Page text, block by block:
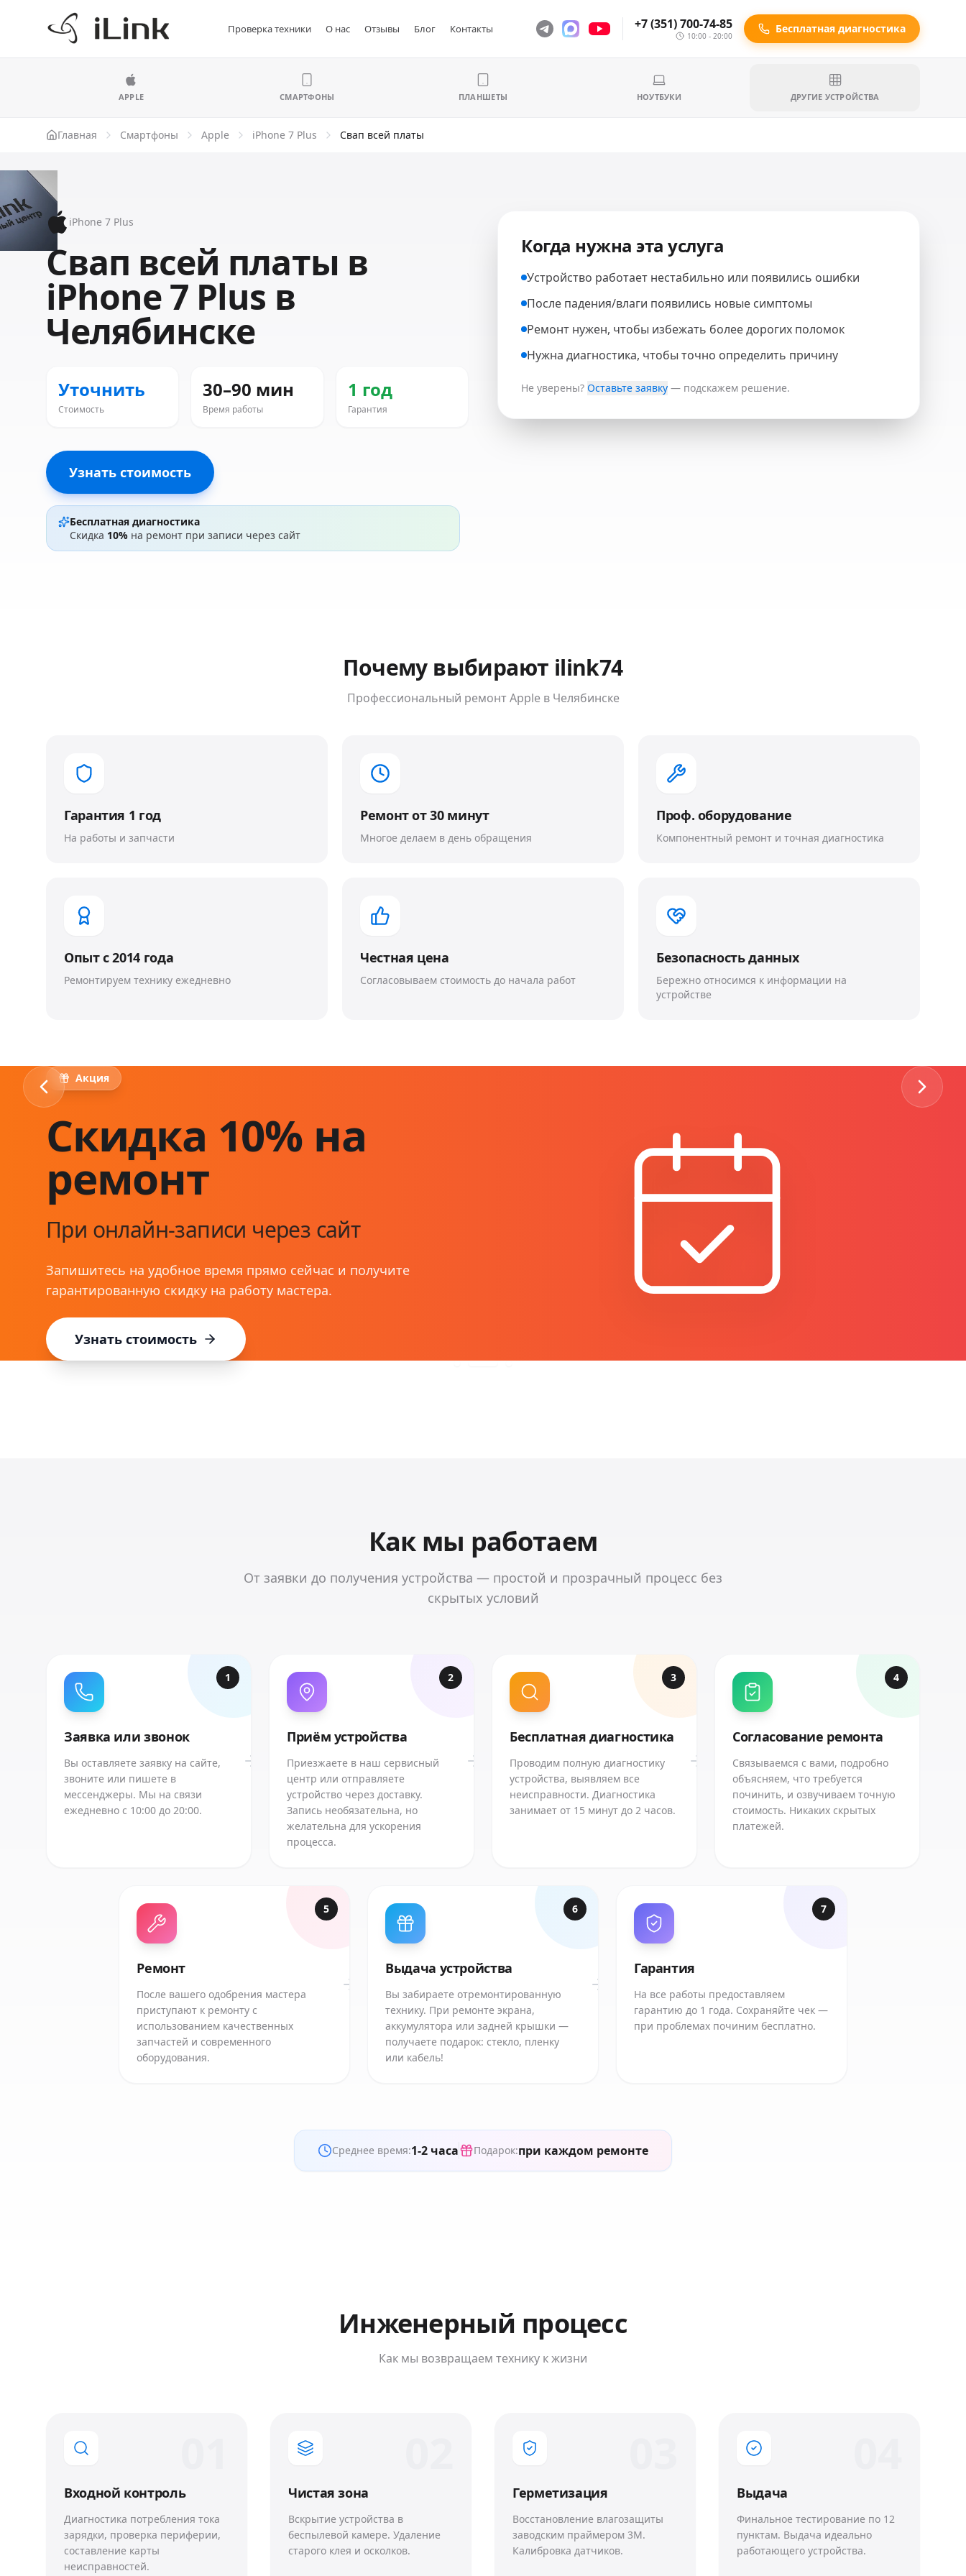
Проверка техники О нас Отзывы Блог Контакты +7 (351) 700-74-85
10:00 - 20:00
Бесплатная диагностика
APPLE СМАРТФОНЫ ПЛАНШЕТЫ НОУТБУКИ ДРУГИЕ УСТРОЙСТВА
Главная Смартфоны Apple iPhone 7 Plus Свап всей платы
iPhone 7 Plus
Свап всей платы в
iPhone 7 Plus в
Челябинске
Уточнить
Стоимость
30–90 мин
Время работы
1 год
Гарантия
Узнать стоимость
Бесплатная диагностика
Скидка 10% на ремонт при записи через сайт
Когда нужна эта услуга
Устройство работает нестабильно или появились ошибки
После падения/влаги появились новые симптомы
Ремонт нужен, чтобы избежать более дорогих поломок
Нужна диагностика, чтобы точно определить причину
Не уверены? Оставьте заявку — подскажем решение.
Почему выбирают ilink74
Профессиональный ремонтAppleв Челябинске
Гарантия 1 год
На работы и запчасти
Ремонт от 30 минут
Многое делаем в день обращения
Проф. оборудование
Компонентный ремонт и точная диагностика
Опыт с 2014 года
Ремонтируем технику ежедневно
Честная цена
Согласовываем стоимость до начала работ
Безопасность данных
Бережно относимся к информации на
устройстве
Акция
Скидка 10% на
ремонт
При онлайн-записи через сайт
Запишитесь на удобное время прямо сейчас и получите
гарантированную скидку на работу мастера.
Узнать стоимость
Как мы работаем
От заявки до получения устройства — простой и прозрачный процесс без
скрытых условий
1
Заявка или звонок
Вы оставляете заявку на сайте,
звоните или пишете в
мессенджеры. Мы на связи
ежедневно с 10:00 до 20:00.
2
Приём устройства
Приезжаете в наш сервисный
центр или отправляете
устройство через доставку.
Запись необязательна, но
желательна для ускорения
процесса.
3
Бесплатная диагностика
Проводим полную диагностику
устройства, выявляем все
неисправности. Диагностика
занимает от 15 минут до 2 часов.
4
Согласование ремонта
Связываемся с вами, подробно
объясняем, что требуется
починить, и озвучиваем точную
стоимость. Никаких скрытых
платежей.
5
Ремонт
После вашего одобрения мастера
приступают к ремонту с
использованием качественных
запчастей и современного
оборудования.
6
Выдача устройства
Вы забираете отремонтированную
технику. При ремонте экрана,
аккумулятора или задней крышки —
получаете подарок: стекло, пленку
или кабель!
7
Гарантия
На все работы предоставляем
гарантию до 1 года. Сохраняйте чек —
при проблемах починим бесплатно.
Среднее время:1-2 часа Подарок:при каждом ремонте
Инженерный процесс
Как мы возвращаем технику к жизни
Входной контроль
Диагностика потребления тока
зарядки, проверка периферии,
составление карты
неисправностей.
Чистая зона
Вскрытие устройства в
беспылевой камере. Удаление
старого клея и осколков.
Герметизация
Восстановление влагозащиты
заводским праймером 3M.
Калибровка датчиков.
Выдача
Финальное тестирование по 12
пунктам. Выдача идеально
работающего устройства.